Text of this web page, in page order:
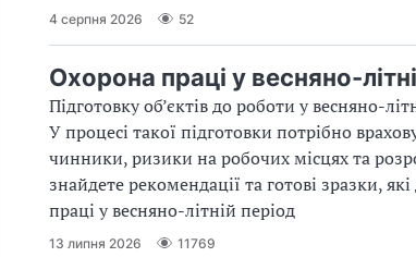
4 серпня 2026 52
Охорона праці у весняно-
Підготовку об’єктів до роботи у весняно-
У процесі такої підготовки потрібно
чинники, ризики на робочих місцях та
знайдете рекомендації та готові зразки,
праці у весняно-літній період
13 липня 2026 11769